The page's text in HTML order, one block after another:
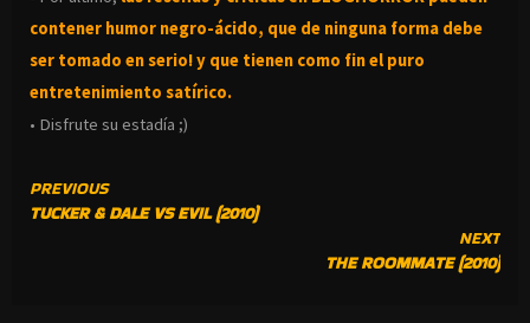
contener humor negro-ácido, que de ninguna forma debe
ser tomado en serio! y que tienen como fin el puro
entretenimiento satírico.
• Disfrute su estadía ;)
CONTINUE
READING
PREVIOUS
TUCKER & DALE VS EVIL (2010)
NEXT
THE ROOMMATE (2010)